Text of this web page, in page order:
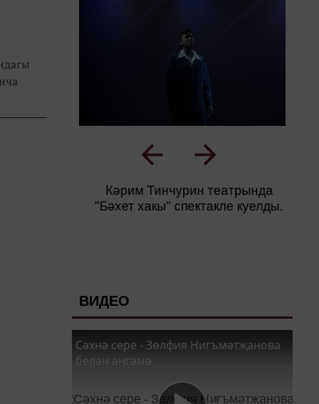
Кәрим Тинчурин театрында
"Бәхет хакы" спектакле куелды.
ВИДЕО
Сәхнә сере - Зөлфия Нигъмәтҗанова
белән әңгәмә